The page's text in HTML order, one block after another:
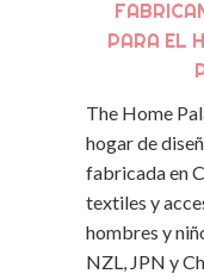
PARA EL
The Home
hogar de
fabricada en
textiles y
hombres y
NZL, JPN y